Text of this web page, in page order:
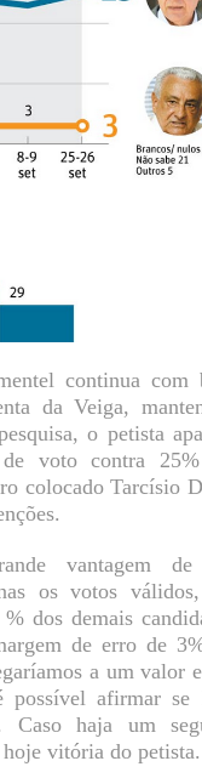
continua com
da Veiga,
o petista
de voto contra
colocado Tarcísio
vantagem
os votos
dos demais
de erro de
a um valor
possível afirmar se
Caso haja um
vitória do petista.